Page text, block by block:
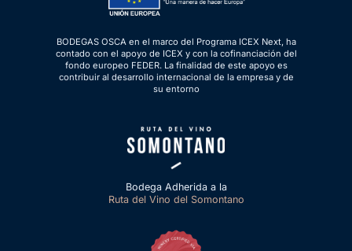
BODEGAS OSCA en el marco del Programa ICEX Next, ha
contado con el apoyo de ICEX y con la cofinanciación del
fondo europeo FEDER. La finalidad de este apoyo es
contribuir al desarrollo internacional de la empresa y de
su entorno
Bodega Adherida a la
Ruta del Vino del Somontano